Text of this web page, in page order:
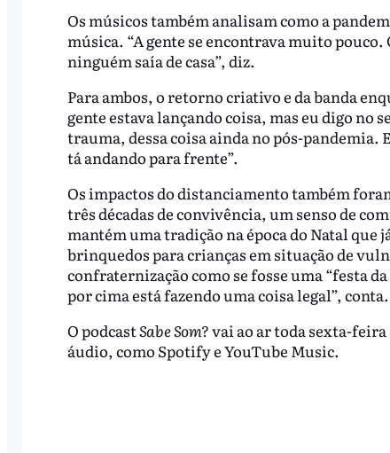
Os músicos também analisam como a
música. “A gente se encontrava muito
ninguém saía de casa”, diz.
Para ambos, o retorno criativo e da banda
gente estava lançando coisa, mas eu digo no
trauma, dessa coisa ainda no pós-pandemia.
tá andando para frente”.
Os impactos do distanciamento também
três décadas de convivência, um senso de
mantém uma tradição na época do Natal que
brinquedos para crianças em situação de
confraternização como se fosse uma “festa
por cima está fazendo uma coisa legal”, conta.
O podcastSabe Som?vai ao ar toda sexta-
áudio, como Spotify e YouTube Music.